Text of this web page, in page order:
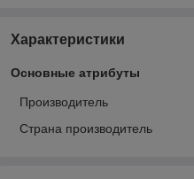
Характеристики
Основные атрибуты
Производитель
Страна производитель